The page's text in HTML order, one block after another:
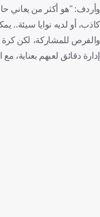
وأردف: "هو أكثر من يعاني
كاذب، أو لديه نوايا سيئة..
والفرص للمشاركة، لكن كرة
إدارة دقائق لعبهم بعناية، مع